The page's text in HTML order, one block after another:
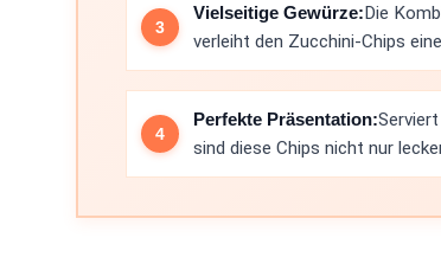
Vielseitige Gewürze:Die
verleiht den Zucchini-Chips
Perfekte Präsentation:
sind diese Chips nicht nur